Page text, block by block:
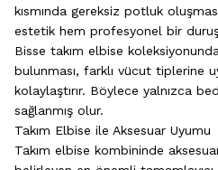
kısmında gereksiz potluk
estetik hem profesyonel bir duruş
Bisse takım elbise
bulunması, farklı vücut tiplerine
kolaylaştırır. Böylece yalnızca
sağlanmış olur.
Takım Elbise ile Aksesuar Uyumu
Takım elbise kombininde